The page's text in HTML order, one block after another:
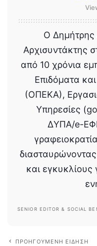
Ο Δημήτρης
Αρχισυντάκτης
από 10 χρόνια
Επιδόματα
(ΟΠΕΚΑ),
Υπηρεσίες
ΔΥΠΑ/e-
και
SENIOR EDITOR & SOCIAL
ΠΡΟΗΓΟΎΜΕΝΗ ΕΊΔΗΣΗ